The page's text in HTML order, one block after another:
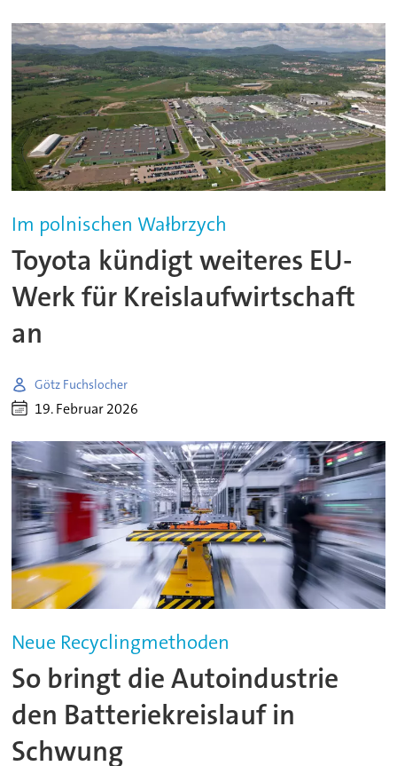
Im polnischen Wałbrzych
Toyota kündigt weiteres EU-
Werk für Kreislaufwirtschaft
an
Götz Fuchslocher
19. Februar 2026
Neue Recyclingmethoden
So bringt die Autoindustrie
den Batteriekreislauf in
Schwung